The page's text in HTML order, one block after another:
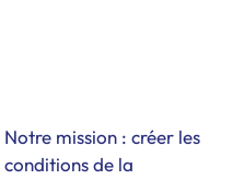
Notre mission : créer les
conditions de la